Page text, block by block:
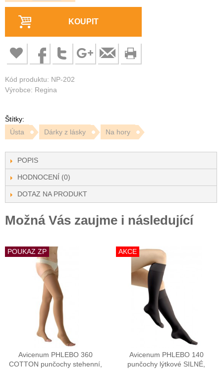
KOUPIT
Kód produktu: NP-202
Výrobce: Regina
Štítky:
Ústa
Dárky z lásky Na hory
POPIS
HODNOCENÍ (0)
DOTAZ NA PRODUKT
Možná Vás zaujme i následující
POUKAZ ZP
Avicenum PHLEBO 360
COTTON punčochy stehenní,
AKCE
Avicenum PHLEBO 140
punčochy lýtkové SILNÉ,